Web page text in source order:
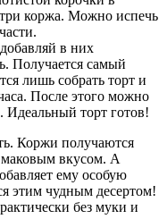
три коржа. Можно испечь
в них
Получается самый
лишь собрать торт и
После этого можно
Идеальный торт готов!
Коржи получаются
вкусом. А
ему особую
этим чудным десертом!